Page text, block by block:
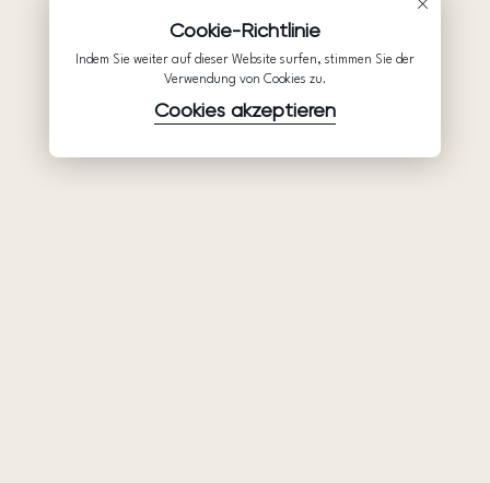
Cookie-Richtlinie
Indem Sie weiter auf dieser Website surfen, stimmen Sie der
Verwendung von Cookies zu.
Cookies akzeptieren